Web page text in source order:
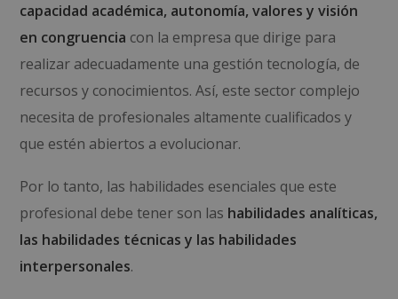
capacidad académica, autonomía, valores y visión
en congruencia con la empresa que dirige para
realizar adecuadamente una gestión tecnología, de
recursos y conocimientos. Así, este sector complejo
necesita de profesionales altamente cualificados y
que estén abiertos a evolucionar.
Por lo tanto, las habilidades esenciales que este
profesional debe tener son las habilidades analíticas,
las habilidades técnicas y las habilidades
interpersonales.